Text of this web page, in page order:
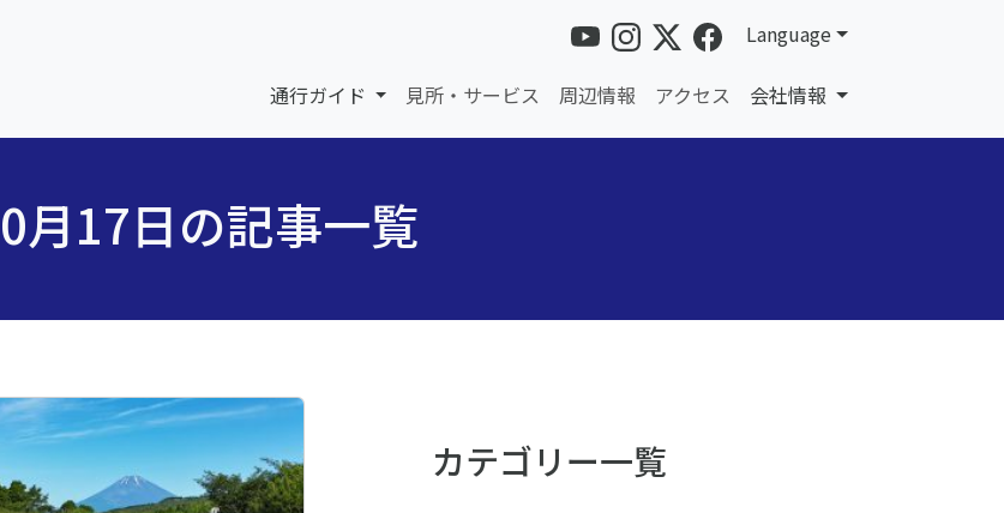
Language
通行ガイド 見所・サービス 周辺情報 アクセス 会社情報
月17日の記事一覧
カテゴリー一覧